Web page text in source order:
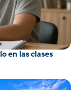
en las clases